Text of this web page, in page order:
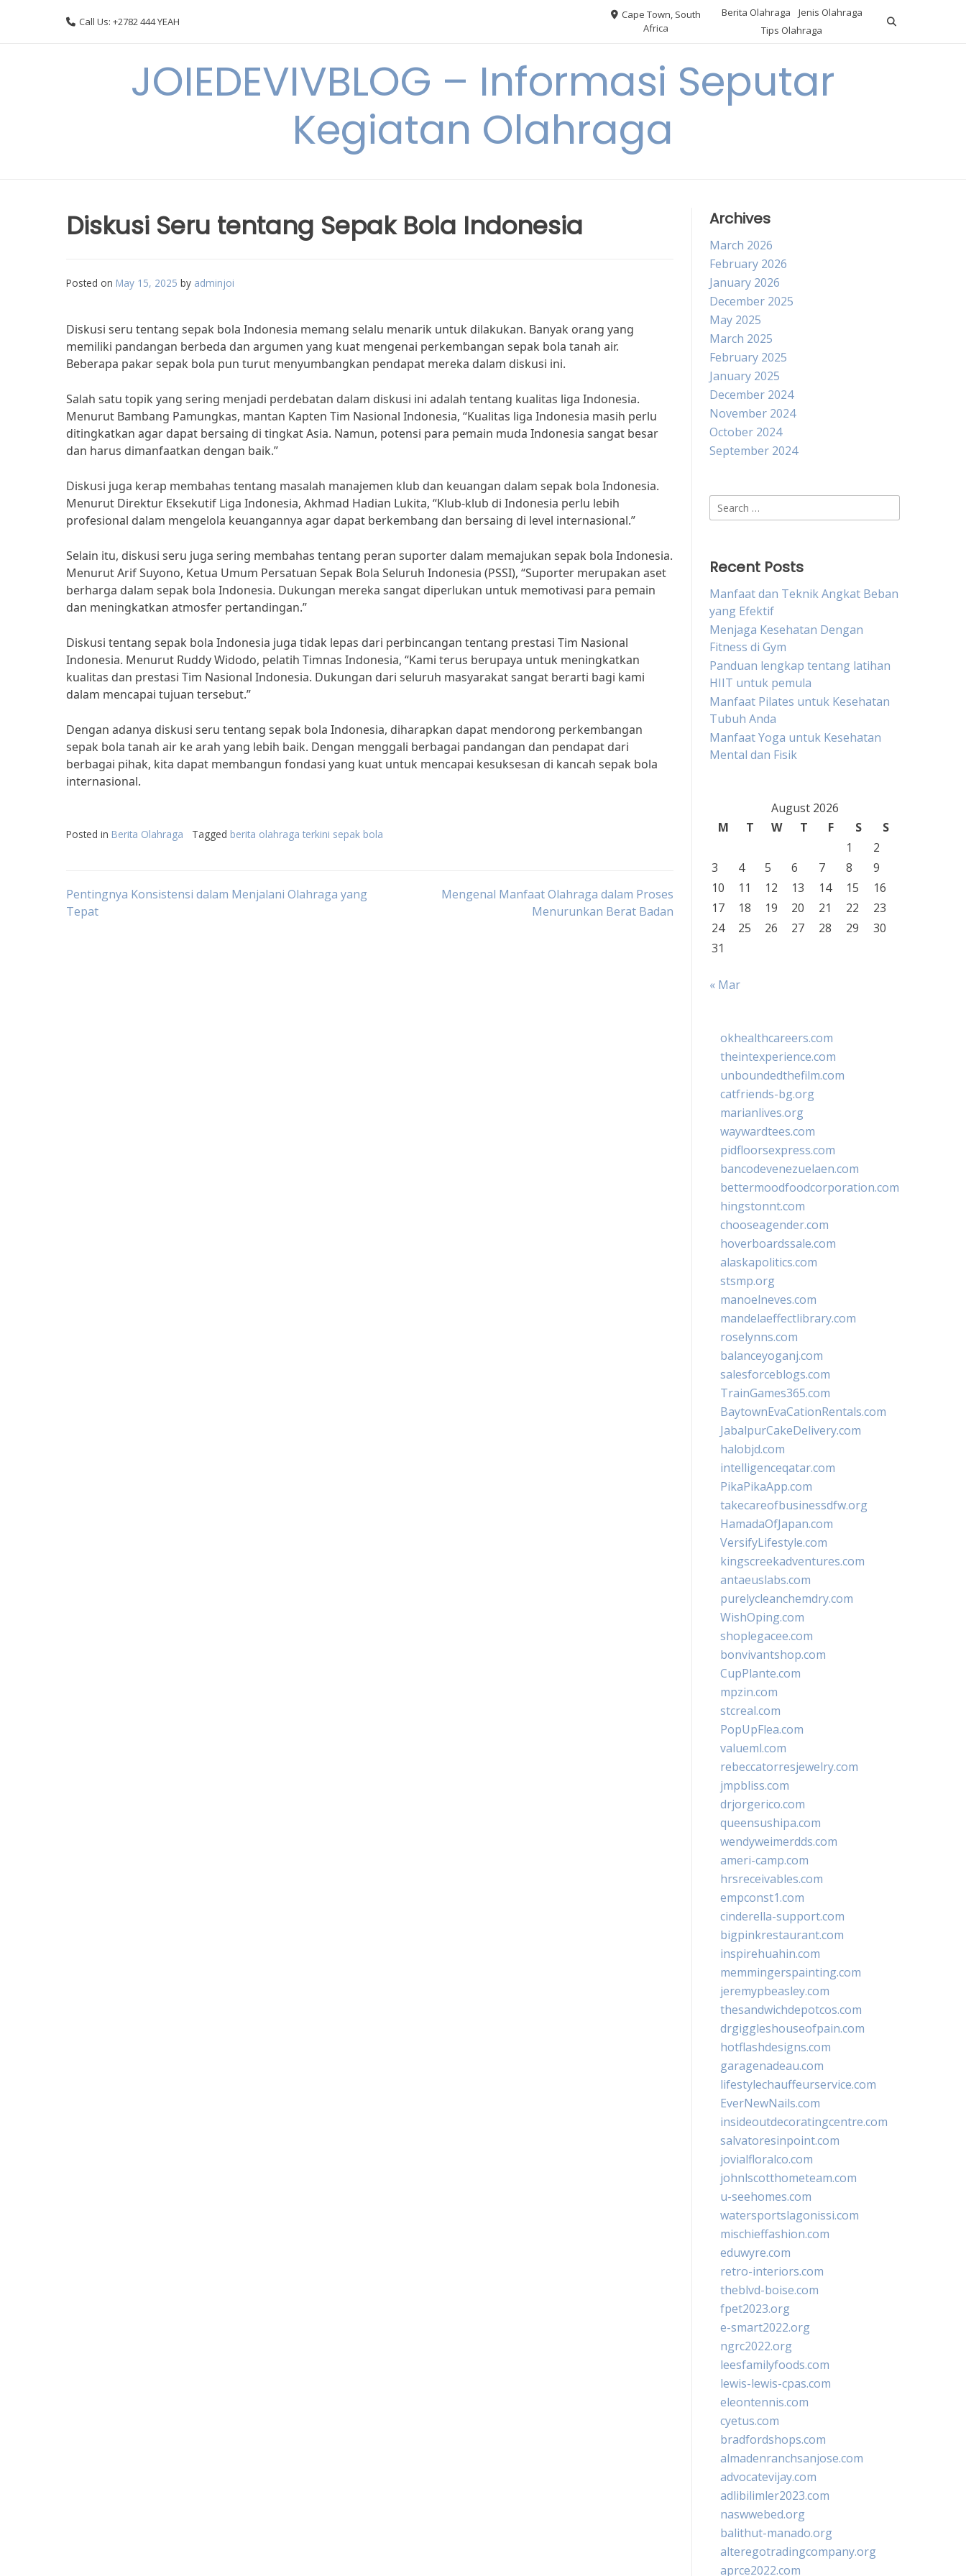
Call Us: +2782 444 YEAH
Cape Town, South
Africa
Berita Olahraga
Jenis Olahraga
Tips Olahraga
JOIEDEVIVBLOG – Informasi Seputar
Kegiatan Olahraga
Diskusi Seru tentang Sepak Bola Indonesia
Posted on May 15, 2025 by adminjoi
Diskusi seru tentang sepak bola Indonesia memang selalu menarik untuk dilakukan. Banyak orang yang
memiliki pandangan berbeda dan argumen yang kuat mengenai perkembangan sepak bola tanah air.
Beberapa pakar sepak bola pun turut menyumbangkan pendapat mereka dalam diskusi ini.
Salah satu topik yang sering menjadi perdebatan dalam diskusi ini adalah tentang kualitas liga Indonesia.
Menurut Bambang Pamungkas, mantan Kapten Tim Nasional Indonesia, “Kualitas liga Indonesia masih perlu
ditingkatkan agar dapat bersaing di tingkat Asia. Namun, potensi para pemain muda Indonesia sangat besar
dan harus dimanfaatkan dengan baik.”
Diskusi juga kerap membahas tentang masalah manajemen klub dan keuangan dalam sepak bola Indonesia.
Menurut Direktur Eksekutif Liga Indonesia, Akhmad Hadian Lukita, “Klub-klub di Indonesia perlu lebih
profesional dalam mengelola keuangannya agar dapat berkembang dan bersaing di level internasional.”
Selain itu, diskusi seru juga sering membahas tentang peran suporter dalam memajukan sepak bola Indonesia.
Menurut Arif Suyono, Ketua Umum Persatuan Sepak Bola Seluruh Indonesia (PSSI), “Suporter merupakan aset
berharga dalam sepak bola Indonesia. Dukungan mereka sangat diperlukan untuk memotivasi para pemain
dan meningkatkan atmosfer pertandingan.”
Diskusi tentang sepak bola Indonesia juga tidak lepas dari perbincangan tentang prestasi Tim Nasional
Indonesia. Menurut Ruddy Widodo, pelatih Timnas Indonesia, “Kami terus berupaya untuk meningkatkan
kualitas dan prestasi Tim Nasional Indonesia. Dukungan dari seluruh masyarakat sangat berarti bagi kami
dalam mencapai tujuan tersebut.”
Dengan adanya diskusi seru tentang sepak bola Indonesia, diharapkan dapat mendorong perkembangan
sepak bola tanah air ke arah yang lebih baik. Dengan menggali berbagai pandangan dan pendapat dari
berbagai pihak, kita dapat membangun fondasi yang kuat untuk mencapai kesuksesan di kancah sepak bola
internasional.
Posted in Berita Olahraga Tagged berita olahraga terkini sepak bola
Post
Pentingnya Konsistensi dalam Menjalani Olahraga yang
Tepat
Mengenal Manfaat Olahraga dalam Proses
Menurunkan Berat Badan
Archives
March 2026
February 2026
January 2026
December 2025
May 2025
March 2025
February 2025
January 2025
December 2024
November 2024
October 2024
September 2024
Search
for:
Recent Posts
Manfaat dan Teknik Angkat Beban
yang Efektif
Menjaga Kesehatan Dengan
Fitness di Gym
Panduan lengkap tentang latihan
HIIT untuk pemula
Manfaat Pilates untuk Kesehatan
Tubuh Anda
Manfaat Yoga untuk Kesehatan
Mental dan Fisik
August 2026
M
T W T F S
S
1
2
3
4 5 6 7 8
9
10
11 12 13 14 15
16
17
18 19 20 21 22
23
24
25 26 27 28 29
30
31
« Mar
okhealthcareers.com
theintexperience.com
unboundedthefilm.com
catfriends-bg.org
marianlives.org
waywardtees.com
pidfloorsexpress.com
bancodevenezuelaen.com
bettermoodfoodcorporation.com
hingstonnt.com
chooseagender.com
hoverboardssale.com
alaskapolitics.com
stsmp.org
manoelneves.com
mandelaeffectlibrary.com
roselynns.com
balanceyoganj.com
salesforceblogs.com
TrainGames365.com
BaytownEvaCationRentals.com
JabalpurCakeDelivery.com
halobjd.com
intelligenceqatar.com
PikaPikaApp.com
takecareofbusinessdfw.org
HamadaOfJapan.com
VersifyLifestyle.com
kingscreekadventures.com
antaeuslabs.com
purelycleanchemdry.com
WishOping.com
shoplegacee.com
bonvivantshop.com
CupPlante.com
mpzin.com
stcreal.com
PopUpFlea.com
valueml.com
rebeccatorresjewelry.com
jmpbliss.com
drjorgerico.com
queensushipa.com
wendyweimerdds.com
ameri-camp.com
hrsreceivables.com
empconst1.com
cinderella-support.com
bigpinkrestaurant.com
inspirehuahin.com
memmingerspainting.com
jeremypbeasley.com
thesandwichdepotcos.com
drgiggleshouseofpain.com
hotflashdesigns.com
garagenadeau.com
lifestylechauffeurservice.com
EverNewNails.com
insideoutdecoratingcentre.com
salvatoresinpoint.com
jovialfloralco.com
johnlscotthometeam.com
u-seehomes.com
watersportslagonissi.com
mischieffashion.com
eduwyre.com
retro-interiors.com
theblvd-boise.com
fpet2023.org
e-smart2022.org
ngrc2022.org
leesfamilyfoods.com
lewis-lewis-cpas.com
eleontennis.com
cyetus.com
bradfordshops.com
almadenranchsanjose.com
advocatevijay.com
adlibilimler2023.com
naswwebed.org
balithut-manado.org
alteregotradingcompany.org
aprce2022.com